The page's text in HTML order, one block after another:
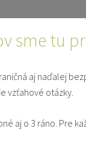
sme tu
aj naďalej
vzťahové otázky.
aj o 3 ráno. Pre